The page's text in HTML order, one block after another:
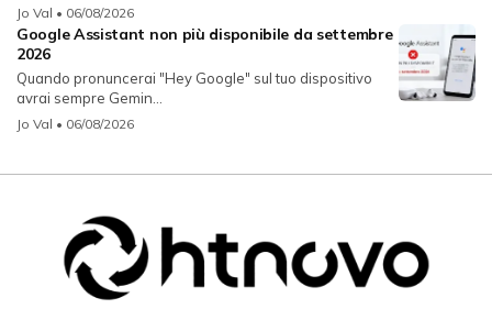
Jo Val • 06/08/2026
Google Assistant non più disponibile da settembre
2026
Quando pronuncerai "Hey Google" sul tuo dispositivo
avrai sempre Gemin...
Jo Val • 06/08/2026